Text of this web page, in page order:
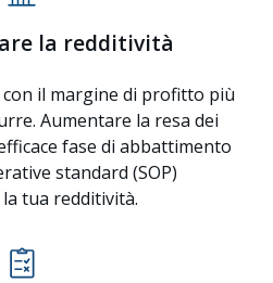
la redditività
il margine di profitto più
Aumentare la resa dei
fase di abbattimento
standard (SOP)
tua redditività.